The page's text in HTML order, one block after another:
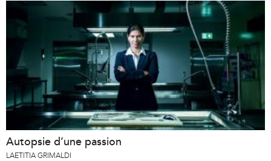
Autopsie d’une passion
LAETITIA GRIMALDI